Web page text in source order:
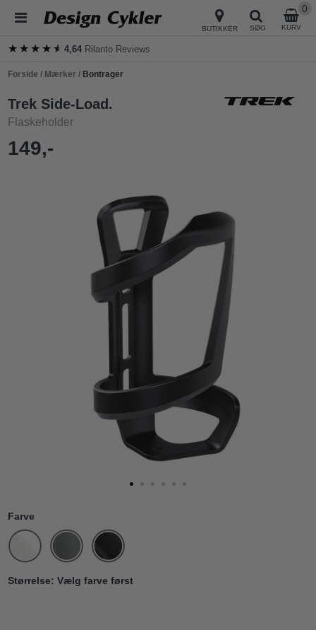
BUTIKKER SØG KURV
0
★★★★★
★★★★★4,64 Rilanto Reviews
Forside / Mærker / Bontrager
Trek Side-Load.
Flaskeholder
149,-
Farve